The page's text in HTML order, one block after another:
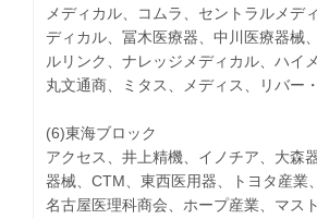
メディカル、コムラ、セントラルメデ
ディカル、冨木医療器、中川医療器械
ルリンク、ナレッジメディカル、ハイ
丸文通商、ミタス、メディス、リバー
(6)東海ブロック
アクセス、井上精機、イノチア、大森
器械、CTM、東西医用器、トヨタ産業
名古屋医理科商会、ホープ産業、マス